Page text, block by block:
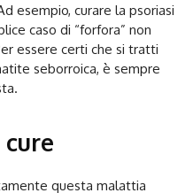
esempio, curare la psoriasi
caso di “forfora” non
essere certi che si tratti
seborroica, è sempre
questa malattia